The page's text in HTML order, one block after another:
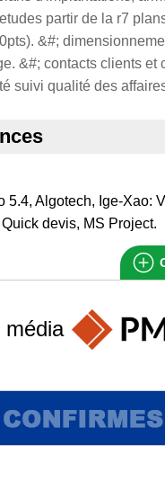
partir de la r7
&#;
&#; contacts clients et
suivi qualité des
5.4, Algotech, Ige-Xao:
devis, MS Project.
média